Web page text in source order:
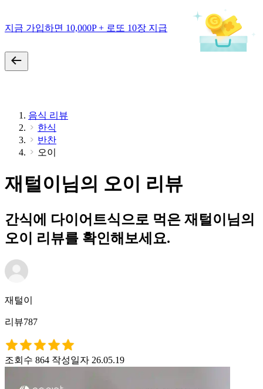
지금 가입하면 10,000P + 로또 10장 지급
음식 리뷰
한식
반찬
오이
재털이님의 오이 리뷰
간식에 다이어트식으로 먹은 재털이님의
오이 리뷰를 확인해보세요.
재털이
리뷰787
조회수 864 작성일자 26.05.19